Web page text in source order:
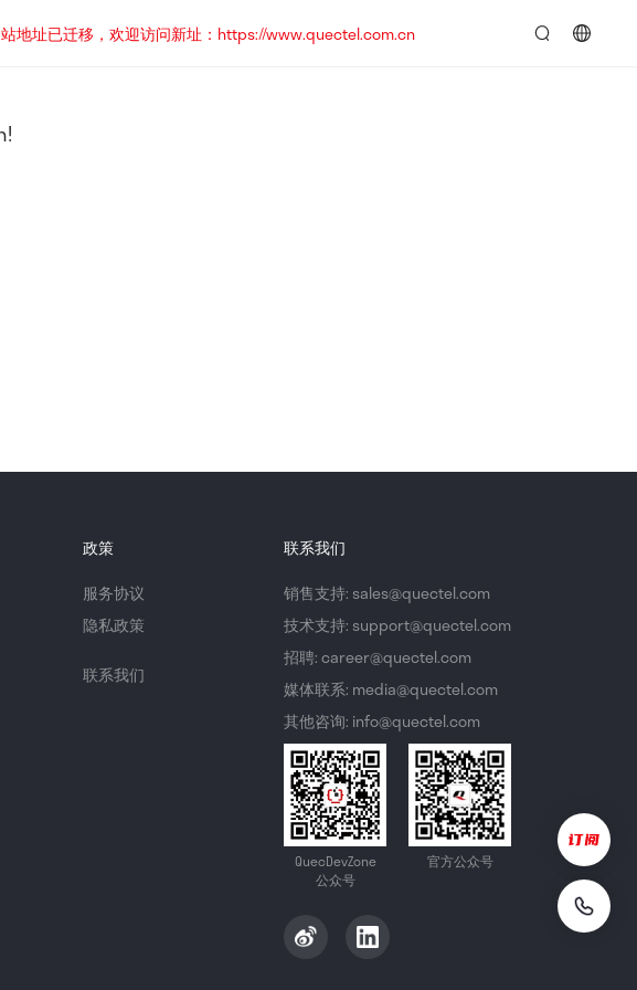
地址已迁移，欢迎访问新址：https://www.quectel.com.cn
政策
服务协议
隐私政策
联系我们
联系我们
销售支持: sales@quectel.com
技术支持: support@quectel.com
招聘: career@quectel.com
媒体联系: media@quectel.com
其他咨询: info@quectel.com
QuecDevZone
公众号
官方公众号